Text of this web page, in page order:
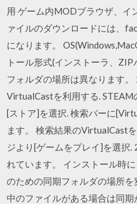
用 ゲーム内MODブラウザ、イ
ァイルのダウンロードには、
になります。
トール形式(インストーラ、
フォルダの場所は異なります
VirtualCastを利用する. STEAM
[ストア]を選択. 検索バーに
ます。 検索結果のVirtualCast
ジより[ゲームをプレイ]を選択
れています。 インストール時
のための同期フォルダの場所
中のファイルがある場合は同期